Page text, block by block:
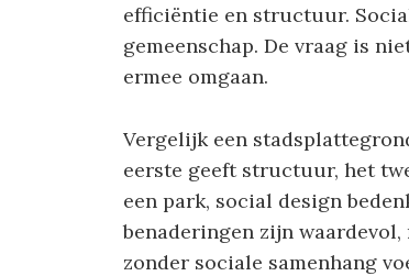
efficiëntie en structuur.
gemeenschap. De vraag is
ermee omgaan.
Vergelijk een
eerste geeft structuur, het
een park, social design
benaderingen zijn
zonder sociale samenhang